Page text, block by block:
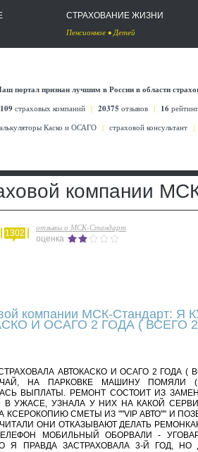
СТРАХОВАНИЕ ЖИЗНИ
Пенсионное •Детей
портал признан лучшим в России в области
страховых компаний | 20375 отзывов | 16
Каско и ОСАГО | страховой консультант |
компании
1302
отзывы о МСК-Стандарт
оценка
компании МСК-
И ОСАГО 2 ГОДА ( ВСЕГО
АВТОКАСКО И ОСАГО 2 ГОДА (
НА ПАРКОВКЕ МАШИНУ ПОМЯЛИ
ВЫПЛАТЫ. РЕМОНТ СОСТОИТ ИЗ
В УЖАСЕ, УЗНАЛА У НИХ НА КАКОЙ
КСЕРОКОПИЮ СМЕТЫ ИЗ ""VIP АВТО"" И
ОНИ ОТКАЗЫВАЮТ ДЕЛАТЬ
МОБИЛЬНЫЙ ОБОРВАЛИ -
Я ПРАВДА ЗАСТРАХОВАЛА 3-Й ГОД,